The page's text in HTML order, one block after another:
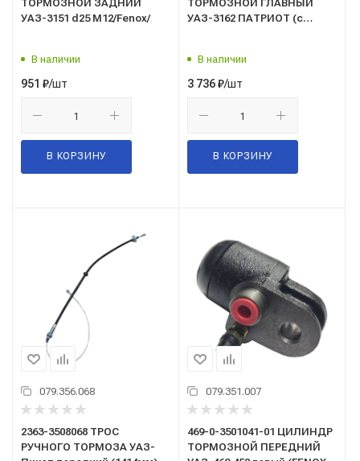
ТОРМОЗНОЙ ЗАДНИЙ
УАЗ-3151 d25 М12/Fenox/
В наличии
951 ₽/шт
В КОРЗИНУ
ТОРМОЗНОЙ ГЛАВНЫЙ
УАЗ-3162 ПАТРИОТ (с
В наличии
3 736₽/шт
В КОРЗИНУ
079.356.068
2363-3508068 ТРОС
РУЧНОГО ТОРМОЗА УАЗ-
079.351.007
469-0-3501041-01 ЦИЛИНДР
ТОРМОЗНОЙ ПЕРЕДНИЙ